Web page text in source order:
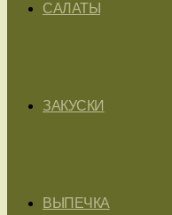
САЛАТЫ
ЗАКУСКИ
ВЫПЕЧКА